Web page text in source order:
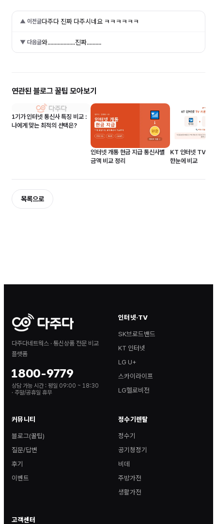
▲ 이전글다주다 진짜 다주시네요 ㅋㅋㅋㅋㅋㅋ
▼ 다음글와...................진짜..........
연관된 블로그 꿀팁 모아보기
1기가 인터넷 통신사 특징 비교 :
나에게 맞는 최적의 선택은?
인터넷 개통 현금 지급 통신사별
금액 비교 정리
KT 인터넷 TV 사
한눈에 비교
목록으로
다주다네트웍스 · 통신상품 전문 비교
플랫폼
1800-9779
상담 가능 시간 : 평일 09:00 ~ 18:30
· 주말/공휴일 휴무
인터넷·TV
SK브로드밴드
KT 인터넷
LG U+
스카이라이프
LG헬로비전
커뮤니티
블로그(꿀팁)
질문/답변
후기
이벤트
정수기렌탈
정수기
공기청정기
비데
주방가전
생활가전
고객센터